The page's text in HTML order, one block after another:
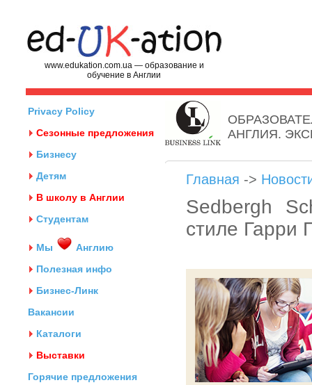
www.edukation.com.ua — образование и
обучение в Англии
Privacy Policy
Сезонные предложения
Бизнесу
Детям
В школу в Англии
Студентам
Мы
Англию
Полезная инфо
Бизнес-Линк
Вакансии
Каталоги
Выставки
Горячие предложения
АНГЛИЯ.
Главная ->
Sedbergh
стиле Гарри